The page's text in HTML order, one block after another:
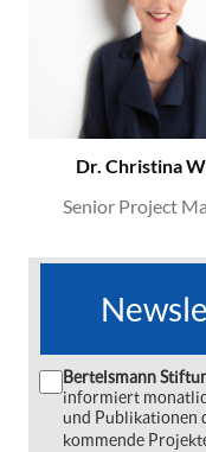
Dr. Christina
Senior Project
Bertelsmann
informiert
und Publikationen
kommende